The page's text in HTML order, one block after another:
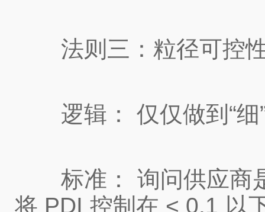
法则三：粒径可控性
逻辑： 仅仅做到“细”
标准： 询问供应商是
将 PDI 控制在 < 0.1 以